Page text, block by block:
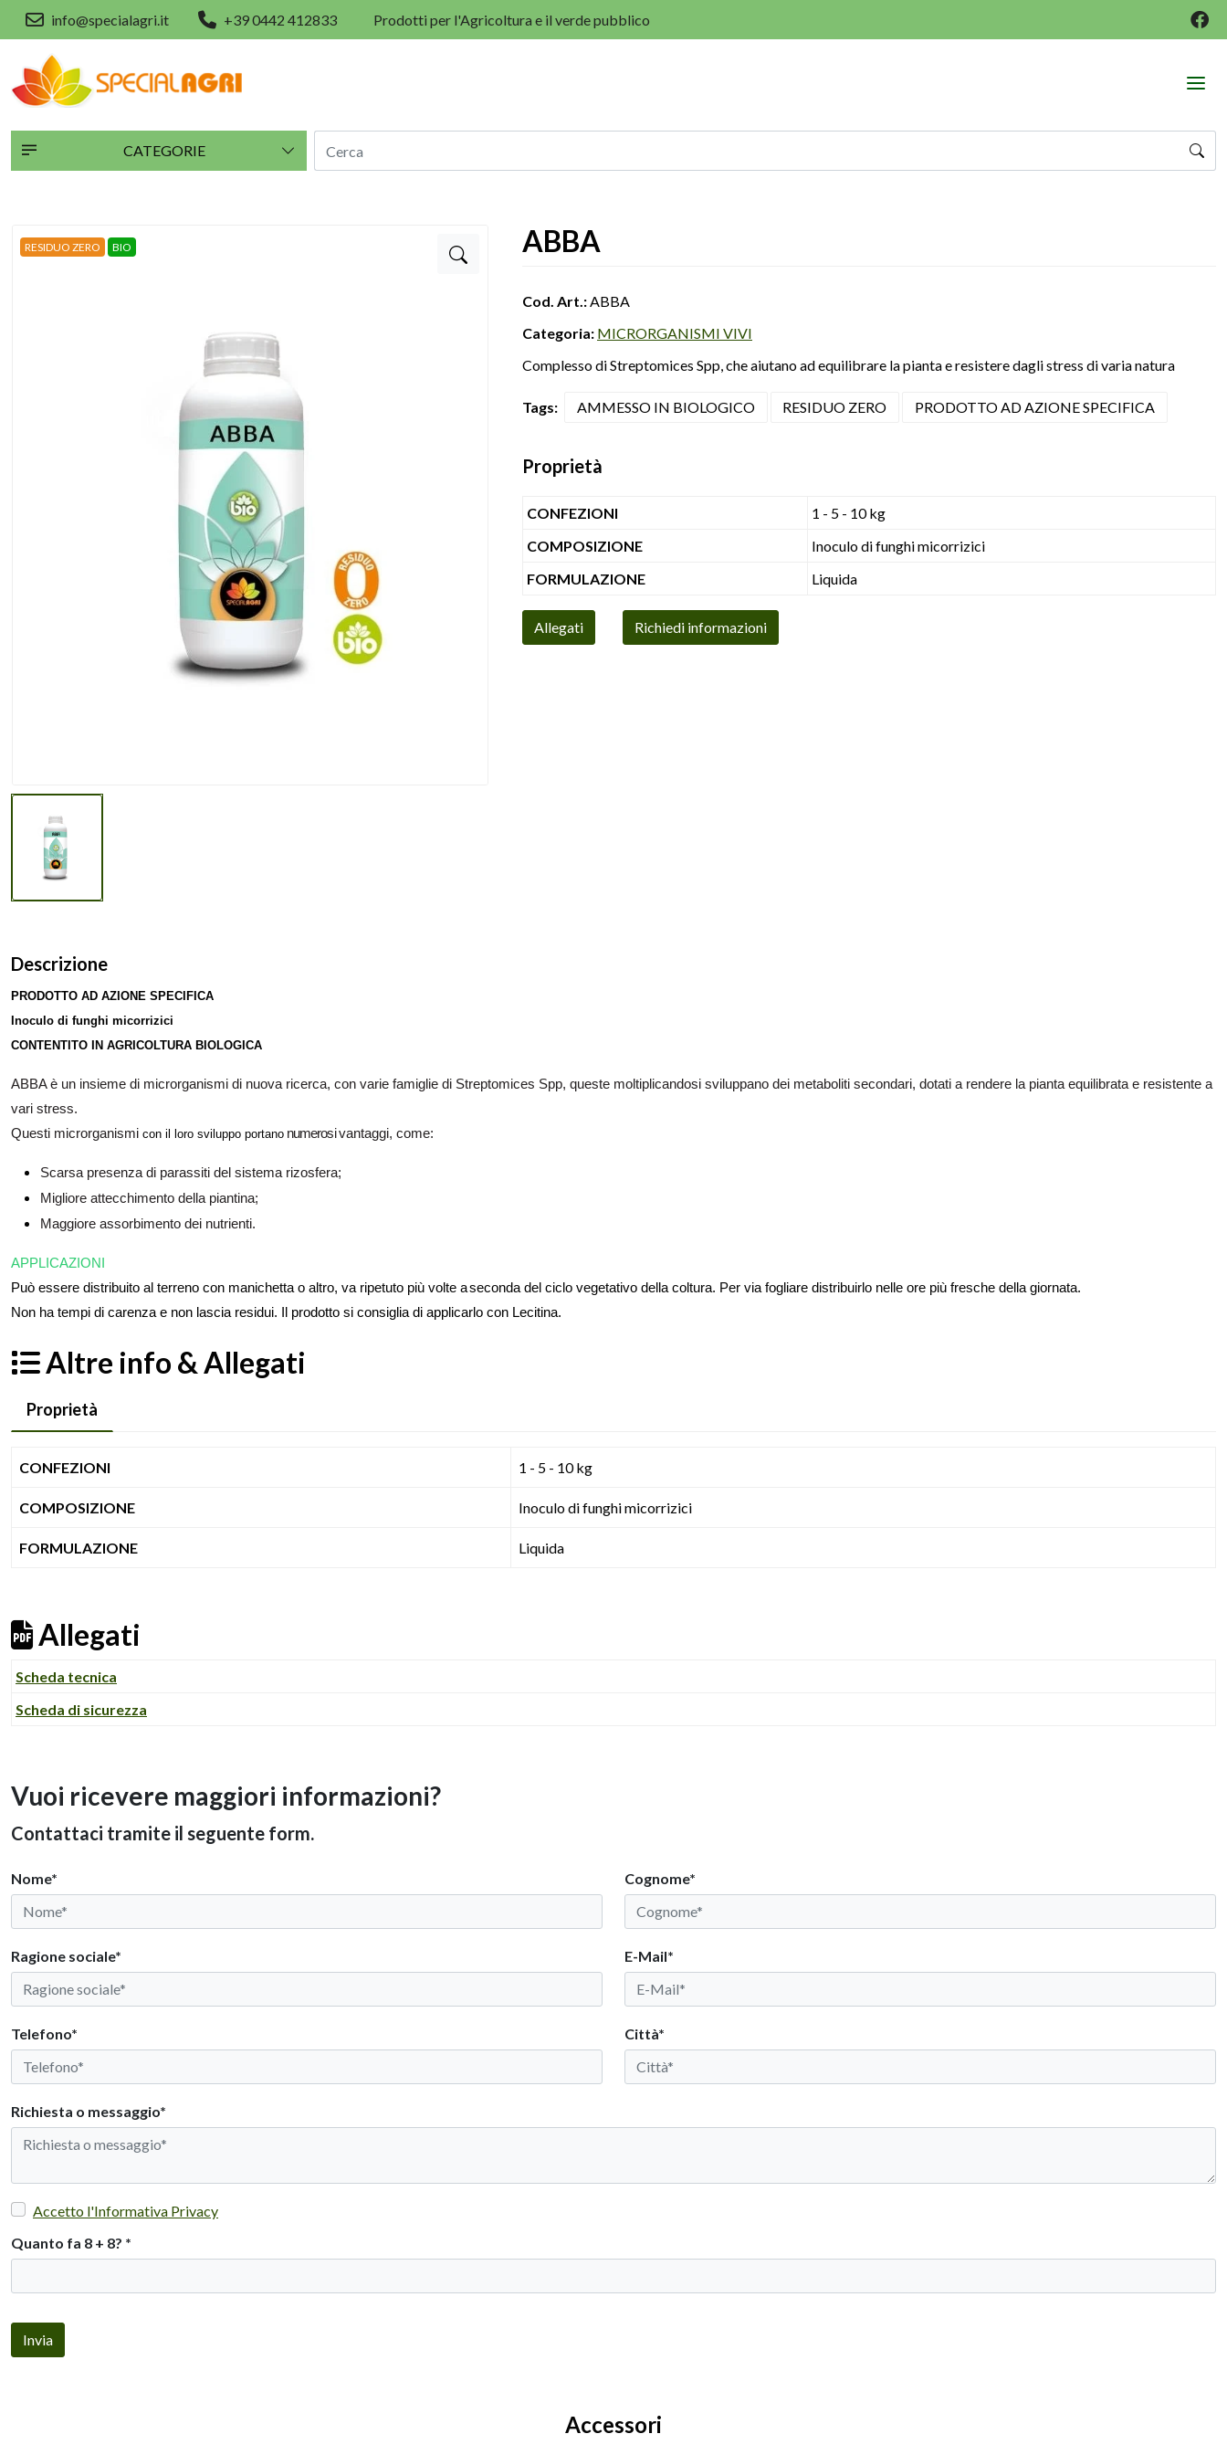
info@specialagri.it +39 0442 412833 Prodotti per l'Agricoltura e il verde pubblico
CATEGORIE
RESIDUO ZERO BIO ABBA
Cod. Art.:ABBA
Categoria: MICRORGANISMI VIVI
Complesso di Streptomices Spp, che aiutano ad equilibrare la pianta e resistere dagli stress di varia natura
Tags: AMMESSO IN BIOLOGICO RESIDUO ZERO PRODOTTO AD AZIONE SPECIFICA
Proprietà
CONFEZIONI
1 - 5 - 10 kg
COMPOSIZIONE
Inoculo di funghi micorrizici
FORMULAZIONE
Liquida
Allegati Richiedi informazioni
Descrizione
PRODOTTO AD AZIONE SPECIFICA
Inoculo di funghi micorrizici
CONTENTITO IN AGRICOLTURA BIOLOGICA
ABBA è un insieme di microrganismi di nuova ricerca, con varie famiglie di Streptomices Spp, queste moltiplicandosi sviluppano dei metaboliti secondari, dotati a rendere la pianta equilibrata e resistente a
vari stress.
Questi microrganismi con il loro sviluppo portano numerosivantaggi, come:
Scarsa presenza di parassiti del sistema rizosfera;
Migliore attecchimento della piantina;
Maggiore assorbimento dei nutrienti.
APPLICAZIONI
Può essere distribuito al terreno con manichetta o altro, va ripetuto più volte aseconda del ciclo vegetativo della coltura. Per via fogliare distribuirlo nelle ore più fresche della giornata.
Non ha tempi di carenza e non lascia residui. Il prodotto si consiglia di applicarlo con Lecitina.
Altre info & Allegati
Proprietà
CONFEZIONI 1 - 5 - 10 kg
COMPOSIZIONE Inoculo di funghi micorrizici
FORMULAZIONE Liquida
Allegati
Scheda tecnica
Scheda di sicurezza
Vuoi ricevere maggiori informazioni?
Contattaci tramite il seguente form.
Nome* Cognome*
Ragione sociale* E-Mail*
Telefono* Città*
Richiesta o messaggio*
Accetto l'Informativa Privacy
Quanto fa 8 + 8? *
Invia
Accessori